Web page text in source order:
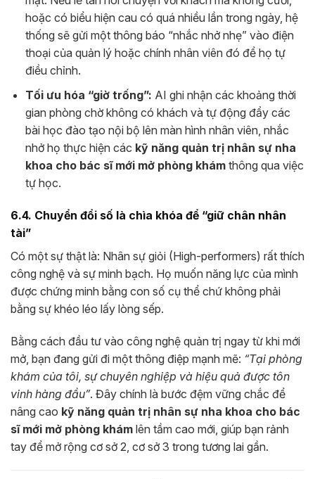
hoặc có biểu hiện cau có quá nhiều lần trong ngày, hệ
thống sẽ gửi một thông báo “nhắc nhở nhẹ” vào điện
thoại của quản lý hoặc chính nhân viên đó để họ tự
điều chỉnh.
Tối ưu hóa “giờ trống”: AI ghi nhận các khoảng thời
gian phòng chờ không có khách và tự động đẩy các
bài học đào tạo nội bộ lên màn hình nhân viên, nhắc
nhở họ thực hiện các kỹ năng quản trị nhân sự nha
khoa cho bác sĩ mới mở phòng khámthông qua việc
tự học.
6.4. Chuyển đổi số là chìa khóa để “giữ chân nhân
tài”
Có một sự thật là: Nhân sự giỏi (High-performers) rất thích
công nghệ và sự minh bạch. Họ muốn năng lực của mình
được chứng minh bằng con số cụ thể chứ không phải
bằng sự khéo léo lấy lòng sếp.
Bằng cách đầu tư vào công nghệ quản trị ngay từ khi mới
mở, bạn đang gửi đi một thông điệp mạnh mẽ: “Tại phòng
khám của tôi, sự chuyên nghiệp và hiệu quả được tôn
vinh hàng đầu”. Đây chính là bước đệm vững chắc để
nâng cao kỹ năng quản trị nhân sự nha khoa cho bác
sĩ mới mở phòng khám lên tầm cao mới, giúp bạn rảnh
tay để mở rộng cơ sở 2, cơ sở 3 trong tương lai gần.